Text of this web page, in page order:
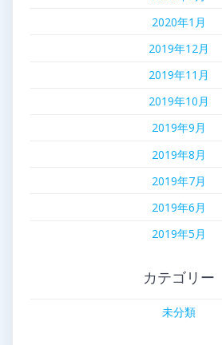
2020年1月
2019年12月
2019年11月
2019年10月
2019年9月
2019年8月
2019年7月
2019年6月
2019年5月
カテゴリー
未分類